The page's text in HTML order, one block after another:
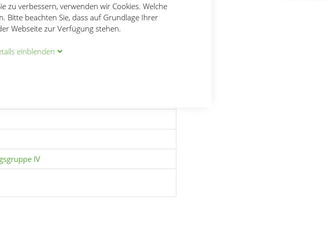
zu verbessern, verwenden wir Cookies. Welche
Bitte beachten Sie, dass auf Grundlage Ihrer
Webseite zur Verfügung stehen.
einblenden
IV